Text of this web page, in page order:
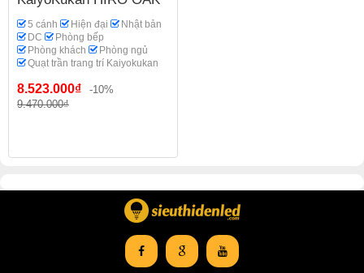
5 cánh Hiện đại
Nhật bản
DC
Phòng bếp
Phòng khách
Phòng ngủ
Quạt trần trang trí Kaiyokukan
8.523.000₫
-10%
9.470.000₫